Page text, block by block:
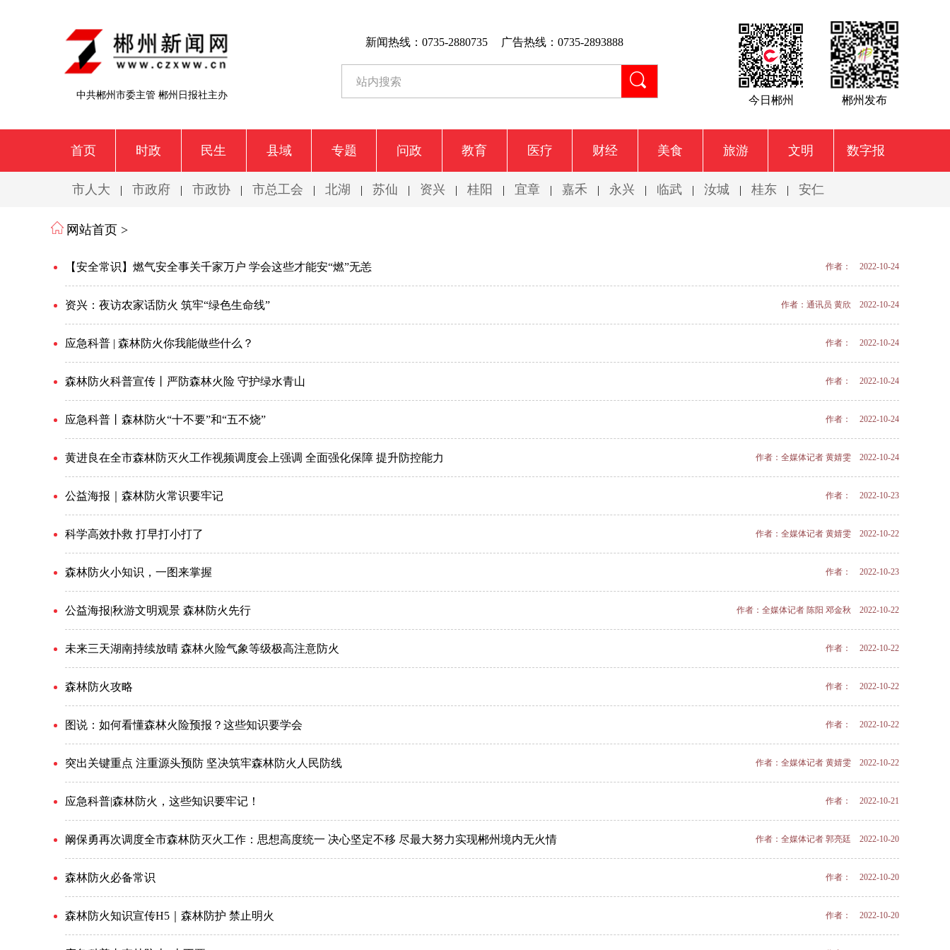
中共郴州市委主管 郴州日报社主办
新闻热线：0735-2880735 广告热线：0735-2893888
今日郴州 郴州发布
首页 时政 民生 县域 专题 问政 教育 医疗 财经 美食 旅游 文明 数字报
市人大 | 市政府 | 市政协 | 市总工会 | 北湖 | 苏仙 | 资兴 | 桂阳 | 宜章 | 嘉禾 | 永兴 | 临武 | 汝城 | 桂东 | 安仁
网站首页 >
【安全常识】燃气安全事关千家万户 学会这些才能安“燃”无恙 作者： 2022-10-24
资兴：夜访农家话防火 筑牢“绿色生命线” 作者：通讯员 黄欣 2022-10-24
应急科普 | 森林防火你我能做些什么？ 作者： 2022-10-24
森林防火科普宣传丨严防森林火险 守护绿水青山 作者： 2022-10-24
应急科普丨森林防火“十不要”和“五不烧” 作者： 2022-10-24
黄进良在全市森林防灭火工作视频调度会上强调 全面强化保障 提升防控能力 作者：全媒体记者 黄婧雯 2022-10-24
公益海报｜森林防火常识要牢记 作者： 2022-10-23
科学高效扑救 打早打小打了 作者：全媒体记者 黄婧雯 2022-10-22
森林防火小知识，一图来掌握 作者： 2022-10-23
公益海报|秋游文明观景 森林防火先行 作者：全媒体记者 陈阳 邓金秋 2022-10-22
未来三天湖南持续放晴 森林火险气象等级极高注意防火 作者： 2022-10-22
森林防火攻略 作者： 2022-10-22
图说：如何看懂森林火险预报？这些知识要学会 作者： 2022-10-22
突出关键重点 注重源头预防 坚决筑牢森林防火人民防线 作者：全媒体记者 黄婧雯 2022-10-22
应急科普|森林防火，这些知识要牢记！ 作者： 2022-10-21
阚保勇再次调度全市森林防灭火工作：思想高度统一 决心坚定不移 尽最大努力实现郴州境内无火情 作者：全媒体记者 郭亮廷 2022-10-20
森林防火必备常识 作者： 2022-10-20
森林防火知识宣传H5｜森林防护 禁止明火 作者： 2022-10-20